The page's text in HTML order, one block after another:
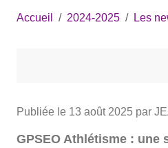
Accueil 2024-2025 Les
Publiée le 13 août 2025 par
GPSEO Athlétisme :